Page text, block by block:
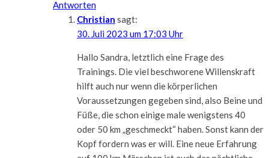
Antworten
Christian sagt:
30. Juli 2023 um 17:03 Uhr
Hallo Sandra, letztlich eine Frage des
Trainings. Die viel beschworene Willenskraft
hilft auch nur wenn die körperlichen
Voraussetzungen gegeben sind, also Beine und
Füße, die schon einige male wenigstens 40
oder 50 km „geschmeckt“ haben. Sonst kann der
Kopf fordern was er will. Eine neue Erfahrung